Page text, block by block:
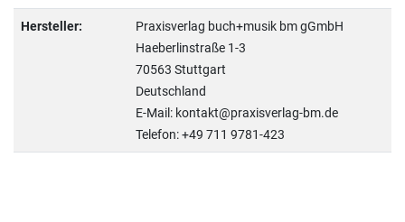
Hersteller:
Praxisverlag buch+musik bm gGmbH
Haeberlinstraße 1-3
70563 Stuttgart
Deutschland
E-Mail: kontakt@praxisverlag-bm.de
Telefon: +49 711 9781-423